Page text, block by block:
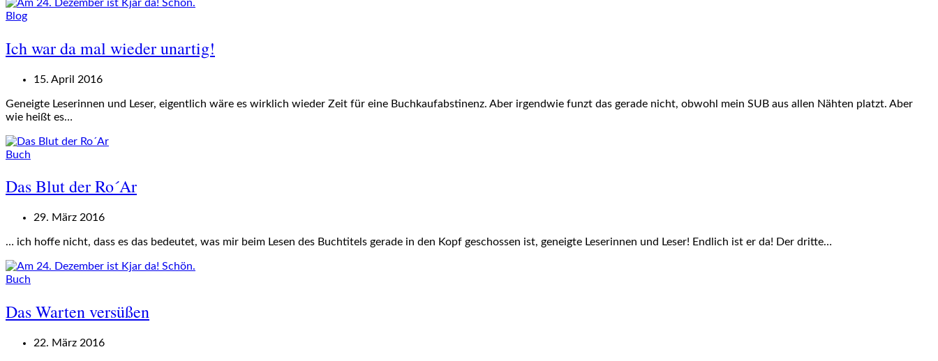
Blog
Ich war da mal wieder unartig!
15. April 2016
Geneigte Leserinnen und Leser, eigentlich wäre es wirklich wieder Zeit für eine Buchkaufabstinenz. Aber irgendwie funzt das gerade nicht, obwohl mein SUB aus allen Nähten platzt. Aber
wie heißt es…
Buch
Das Blut der Ro´Ar
29. März 2016
… ich hoffe nicht, dass es das bedeutet, was mir beim Lesen des Buchtitels gerade in den Kopf geschossen ist, geneigte Leserinnen und Leser! Endlich ist er da! Der dritte…
Buch
Das Warten versüßen
22. März 2016